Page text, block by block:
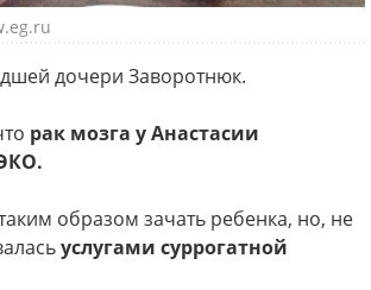
дочери Заворотнюк.
рак мозга у Анастасии
образом зачать ребенка, но, не
услугами суррогатной